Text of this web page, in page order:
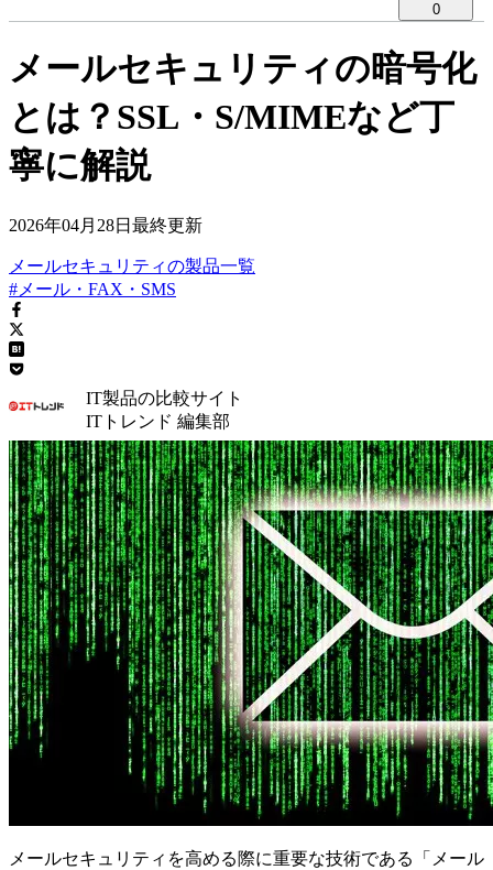
0
メールセキュリティの暗号化
とは？SSL・S/MIMEなど丁
寧に解説
2026年04月28日 最終更新
メールセキュリティの製品一覧
#メール・FAX・SMS
IT製品の比較サイト
ITトレンド 編集部
メールセキュリティを高める際に重要な技術である「メール